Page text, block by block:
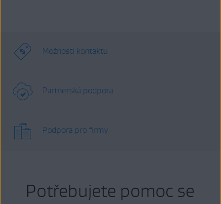
Možnosti kontaktu
Partnerská podpora
Podpora pro firmy
Potřebujete pomoc se